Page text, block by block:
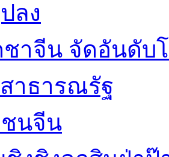
ลง
ชาจีน จัดอันดับ
าธารณรัฐ
นจีน